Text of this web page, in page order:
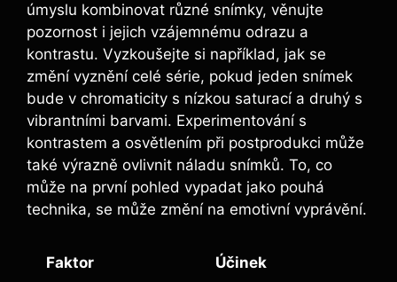
úmyslu kombinovat různé snímky, věnujte
pozornost i jejich vzájemnému odrazu a
kontrastu. Vyzkoušejte si například, jak se
změní vyznění celé série, pokud jeden snímek
bude v chromaticity s nízkou saturací a druhý s
vibrantními barvami. Experimentování s
kontrastem a osvětlením při postprodukci může
také výrazně ovlivnit náladu snímků. To, co
může na první pohled vypadat jako pouhá
technika, se může změní na emotivní vyprávění.
Faktor Účinek